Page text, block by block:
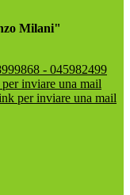
Milani"
- 045982499
inviare una mail
per inviare una mail